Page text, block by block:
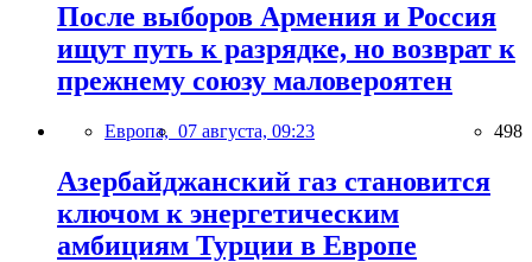
После выборов Армения и Россия
ищут путь к разрядке, но возврат к
прежнему союзу маловероятен
Европа, 07 августа, 09:23 498
Азербайджанский газ становится
ключом к энергетическим
амбициям Турции в Европе